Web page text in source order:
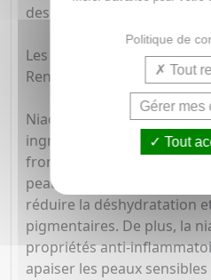
des rides.
Les principaux actifs
Renewal B3 sont les
Niacinamide (Vitamine B3)
ingrédient
fronts pour améliorer la
peau. Elle aide à renforcer
réduire la déshydratation
pigmentaires. De plus, la
propriétés anti-
apaiser les peaux
Politique de
Tout
Gérer mes
Tout